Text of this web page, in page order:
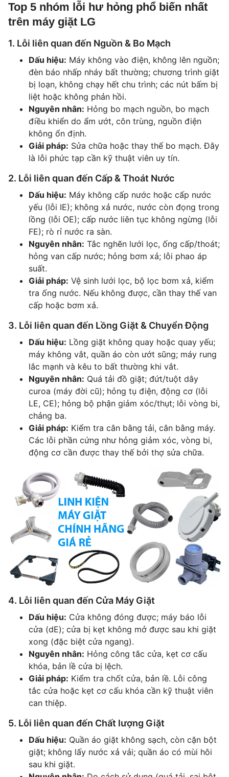
Top 5 nhóm lỗi hư hỏng phổ biến nhất
trên máy giặt LG
1. Lỗi liên quan đến Nguồn & Bo Mạch
Dấu hiệu: Máy không vào điện, không lên nguồn;
đèn báo nhấp nháy bất thường; chương trình giặt
bị loạn, không chạy hết chu trình; các nút bấm bị
liệt hoặc không phản hồi.
Nguyên nhân: Hỏng bo mạch nguồn, bo mạch
điều khiển do ẩm ướt, côn trùng, nguồn điện
không ổn định.
Giải pháp: Sửa chữa hoặc thay thế bo mạch. Đây
là lỗi phức tạp cần kỹ thuật viên uy tín.
2. Lỗi liên quan đến Cấp & Thoát Nước
Dấu hiệu: Máy không cấp nước hoặc cấp nước
yếu (lỗi IE); không xả nước, nước còn đọng trong
lồng (lỗi OE); cấp nước liên tục không ngừng (lỗi
FE); rò rỉ nước ra sàn.
Nguyên nhân: Tắc nghẽn lưới lọc, ống cấp/thoát;
hỏng van cấp nước; hỏng bơm xả; lỗi phao áp
suất.
Giải pháp: Vệ sinh lưới lọc, bộ lọc bơm xả, kiểm
tra ống nước. Nếu không được, cần thay thế van
cấp hoặc bơm xả.
3. Lỗi liên quan đến Lồng Giặt & Chuyển Động
Dấu hiệu: Lồng giặt không quay hoặc quay yếu;
máy không vắt, quần áo còn ướt sũng; máy rung
lắc mạnh và kêu to bất thường khi vắt.
Nguyên nhân: Quá tải đồ giặt; đứt/tuột dây
curoa (máy đời cũ); hỏng tụ điện, động cơ (lỗi
LE, CE); hỏng bộ phận giảm xóc/thụt; lỗi vòng bi,
chảng ba.
Giải pháp: Kiểm tra cân bằng tải, cân bằng máy.
Các lỗi phần cứng như hỏng giảm xóc, vòng bi,
động cơ cần được thay thế bởi thợ sửa chữa.
4. Lỗi liên quan đến Cửa Máy Giặt
Dấu hiệu: Cửa không đóng được; máy báo lỗi
cửa (dE); cửa bị kẹt không mở được sau khi giặt
xong (đặc biệt cửa ngang).
Nguyên nhân: Hỏng công tắc cửa, kẹt cơ cấu
khóa, bản lề cửa bị lệch.
Giải pháp: Kiểm tra chốt cửa, bản lề. Lỗi công
tắc cửa hoặc kẹt cơ cấu khóa cần kỹ thuật viên
can thiệp.
5. Lỗi liên quan đến Chất lượng Giặt
Dấu hiệu: Quần áo giặt không sạch, còn cặn bột
giặt; không lấy nước xả vải; quần áo có mùi hôi
sau khi giặt.